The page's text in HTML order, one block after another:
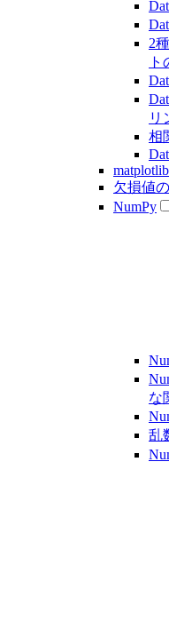
2
リ
相
matplotlib
欠損値
NumPy
な
乱